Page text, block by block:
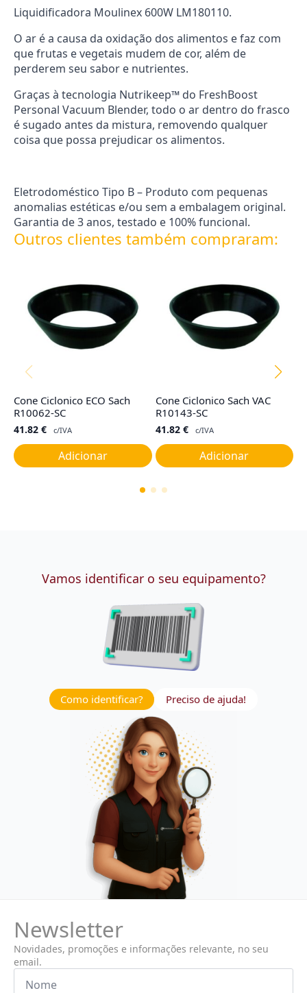
Liquidificadora Moulinex 600W LM180110.
O ar é a causa da oxidação dos alimentos e faz com
que frutas e vegetais mudem de cor, além de
perderem seu sabor e nutrientes.
Graças à tecnologia Nutrikeep™ do FreshBoost
Personal Vacuum Blender, todo o ar dentro do frasco
é sugado antes da mistura, removendo qualquer
coisa que possa prejudicar os alimentos.
Eletrodoméstico Tipo B – Produto com pequenas
anomalias estéticas e/ou sem a embalagem original.
Garantia de 3 anos, testado e 100% funcional.
Outros clientes também compraram:
Cone Ciclonico ECO Sach
R10062-SC
41.82 € c/IVA
Adicionar
Cone Ciclonico Sach VAC
R10143-SC
41.82 € c/IVA
Adicionar
Vamos identificar o seu equipamento?
Como identificar? Preciso de ajuda!
Newsletter
Novidades, promoções e informações relevante, no seu
email.
Nome